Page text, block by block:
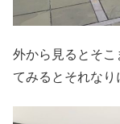
外から見るとそこ
てみるとそれなり